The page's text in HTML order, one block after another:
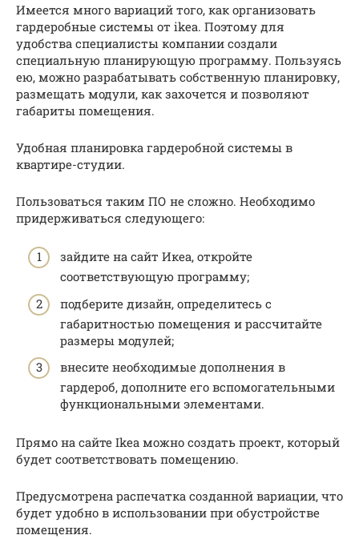
Имеется много вариаций того, как организовать
гардеробные системы от ikea. Поэтому для
удобства специалисты компании создали
специальную планирующую программу. Пользуясь
ею, можно разрабатывать собственную планировку,
размещать модули, как захочется и позволяют
габариты помещения.
Удобная планировка гардеробной системы в
квартире-студии.
Пользоваться таким ПО не сложно. Необходимо
придерживаться следующего:
зайдите на сайт Икеа, откройте
соответствующую программу;
подберите дизайн, определитесь с
габаритностью помещения и рассчитайте
размеры модулей;
внесите необходимые дополнения в
гардероб, дополните его вспомогательными
функциональными элементами.
Прямо на сайте Ikea можно создать проект, который
будет соответствовать помещению.
Предусмотрена распечатка созданной вариации, что
будет удобно в использовании при обустройстве
помещения.